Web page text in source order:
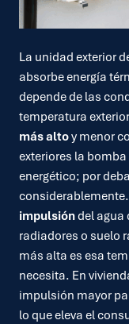
La unidad exterior
absorbe energía
depende de las
temperatura
más altoy menor
exteriores la
energético; por
impulsióndel agua
radiadores o suelo
más alta es esa
necesita. En
impulsión mayor
lo que eleva el